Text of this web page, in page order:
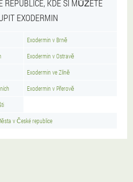
REPUBLICE, KDE SI MŮŽETE
EXODERMIN
Exodermin v Brně
Exodermin v Ostravě
Exodermin ve Zlíně
Exodermin v Přerově
v České republice